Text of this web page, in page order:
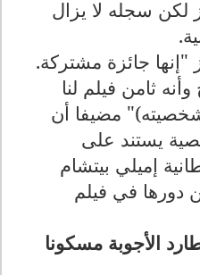
لكن سجله لا يزال
.
"إنها جائزة مشتركة.
ثامن فيلم لنا
مضيفا أن
يستند على
إميلي بيتشام
دورها في فيلم
الأجوبة مسكونا